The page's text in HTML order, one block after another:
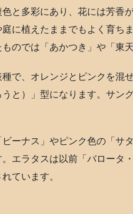
と多彩にあり、花には芳香
に植えたままでもよく育ち
のでは「あかつき」や「東
で、オレンジとピンクを混
と）」型になります。サン
ーナス」やピンク色の「サ
エラタスは以前「バロータ
ています。